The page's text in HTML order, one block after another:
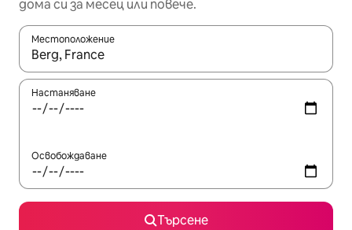
дома си за месец или повече.
Местоположение
Когато резултатите се покажат, използвайте
Настаняване
Освобождаване
Търсене